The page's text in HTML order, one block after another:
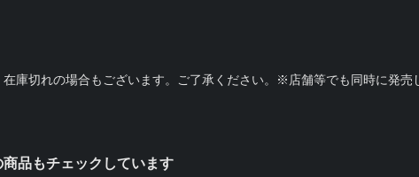
庫切れの場合もございます。ご了承ください。※店舗等でも同時に発売
品もチェックしています